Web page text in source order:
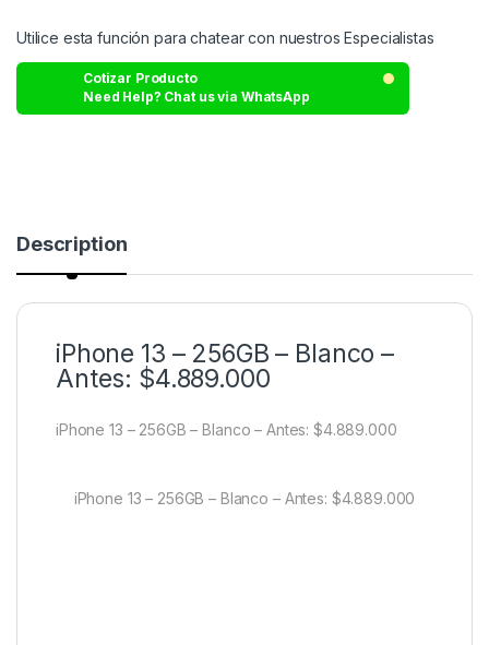
Utilice esta función para chatear con nuestros Especialistas
Cotizar Producto
Need Help? Chat us via WhatsApp
Description
iPhone 13 – 256GB – Blanco –
Antes: $4.889.000
iPhone 13 – 256GB – Blanco – Antes: $4.889.000
iPhone 13 – 256GB – Blanco – Antes: $4.889.000